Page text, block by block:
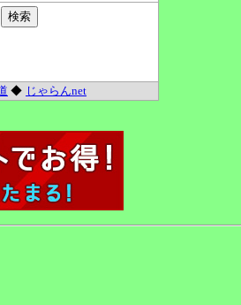
◆ じゃらんnet